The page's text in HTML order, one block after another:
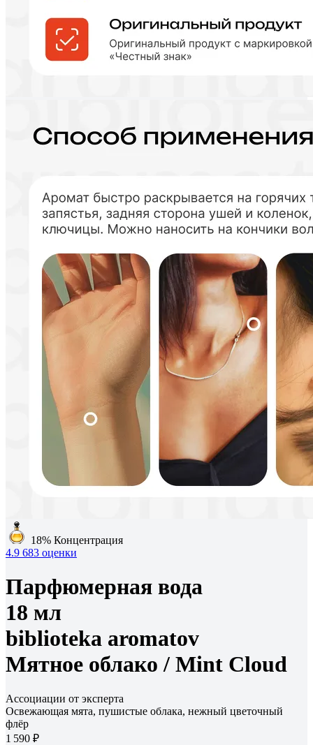
18% Концентрация
4.9 683 оценки
Парфюмерная вода
18 мл
biblioteka aromatov
Мятное облако / Mint Cloud
Ассоциации от эксперта
Освежающая мята, пушистые облака, нежный цветочный
флёр
1 590 ₽